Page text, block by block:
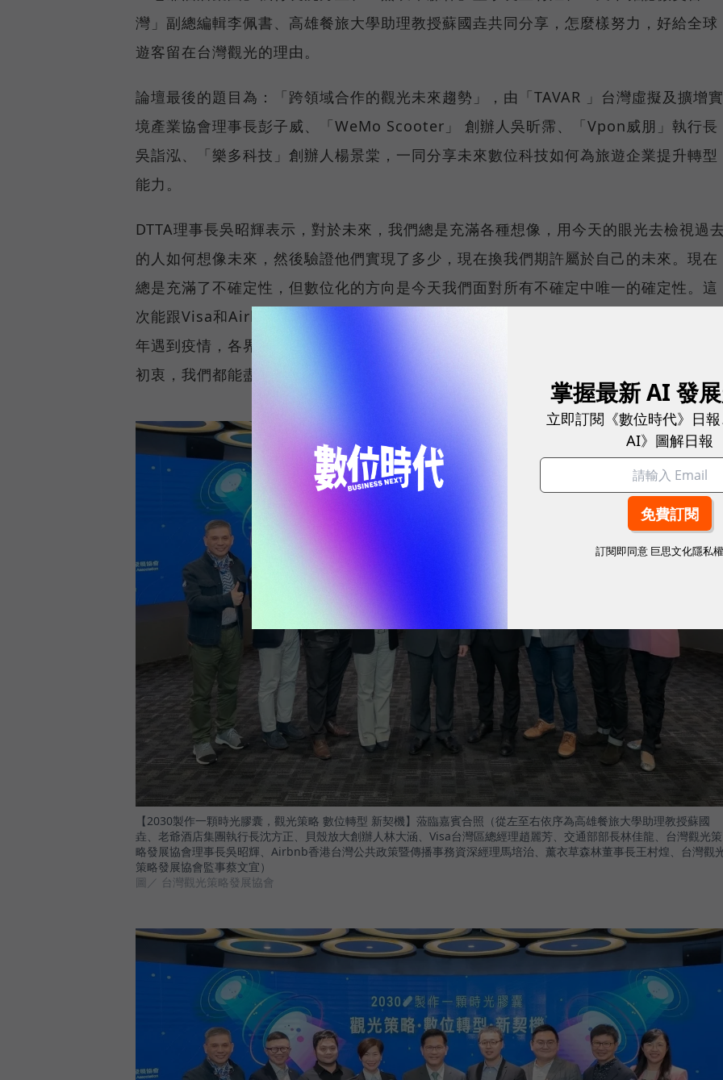
灣」副總編輯李佩書、高雄餐旅大學助理教授蘇國垚共同分享，怎麼樣努力，好給全球
遊客留在台灣觀光的理由。
論壇最後的題目為：「跨領域合作的觀光未來趨勢」，由「TAVAR 」台灣虛擬及擴增實
境產業協會理事長彭子威、「WeMo Scooter」 創辦人吳昕霈、「Vpon威朋」執行長
吳詣泓、「樂多科技」創辦人楊景棠，一同分享未來數位科技如何為旅遊企業提升轉型
能力。
DTTA理事長吳昭輝表示，對於未來，我們總是充滿各種想像，用今天的眼光去檢視過
的人如何想像未來，然後驗證他們實現了多少，現在換我們期許屬於自己的未來。現在
總是充滿了不確定性，但數位化的方向是今天我們面對所有不確定中唯一的確定性。這
次能跟Visa和Airbnb共同舉辦論壇，跨領域邀約專家代表一起討論屬於我們的未來。今
年遇到疫情，各界影響甚巨，不管未來怎麼變，都要秉持著讓所有人更輕鬆體驗世界的
初衷，我們都能盡情享受這世界所帶來的所有難忘體驗。
【2030製作一顆時光膠囊，觀光策略 數位轉型 新契機】蒞臨嘉賓合照（從左至右依序為高雄餐旅大學助理教授蘇國
垚、老爺酒店集團執行長沈方正、貝殼放大創辦人林大涵、Visa台灣區總經理趙麗芳、交通部部長林佳龍、台灣觀光策
略發展協會理事長吳昭輝、Airbnb香港台灣公共政策暨傳播事務資深經理馬培治、薰衣草森林董事長王村煌、台灣觀
策略發展協會監事蔡文宜）
圖／ 台灣觀光策略發展協會
掌握最新 AI 發
立即訂閱《數位時代》日
AI》圖解日報
訂閱即同意 巨思文化隱私